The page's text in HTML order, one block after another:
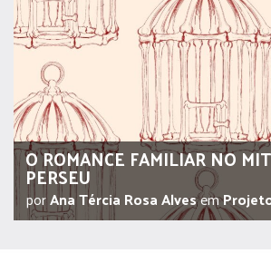
O ROMANCE FAMILIAR NO
PERSEU
porAna Tércia Rosa Alvesem